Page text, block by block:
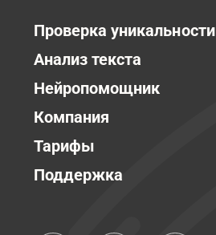
Проверка уникальности
Анализ текста
Нейропомощник
Компания
Тарифы
Поддержка